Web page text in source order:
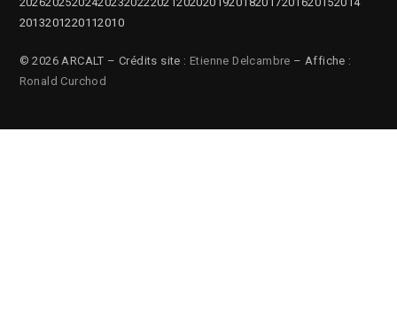
2013201220112010
© 2026 ARCALT – Crédits site : Etienne Delcambre – Affiche :
Ronald Curchod